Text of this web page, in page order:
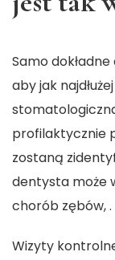
Samo
aby jak
profilaktycznie
zostaną
dentysta może
chorób zębów, .
Wizyty